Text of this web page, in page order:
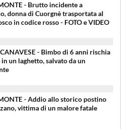
- Brutto incidente a
donna di Cuorgnè trasportata al
in codice rosso - FOTO e VIDEO
- Bimbo di 6 anni rischia
un laghetto, salvato da un
- Addio allo storico postino
vittima di un malore fatale